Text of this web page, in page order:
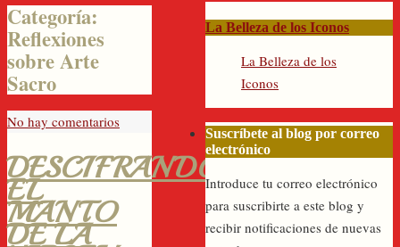
Categoría:
Reflexiones
sobre Arte
Sacro
No hay comentarios
DESCIFRANDO
EL
MANTO
DE LA
La Belleza de los Iconos
La Belleza de los
Iconos
Suscríbete al blog por correo
electrónico
Introduce tu correo electrónico
para suscribirte a este blog y
recibir notificaciones de nuevas